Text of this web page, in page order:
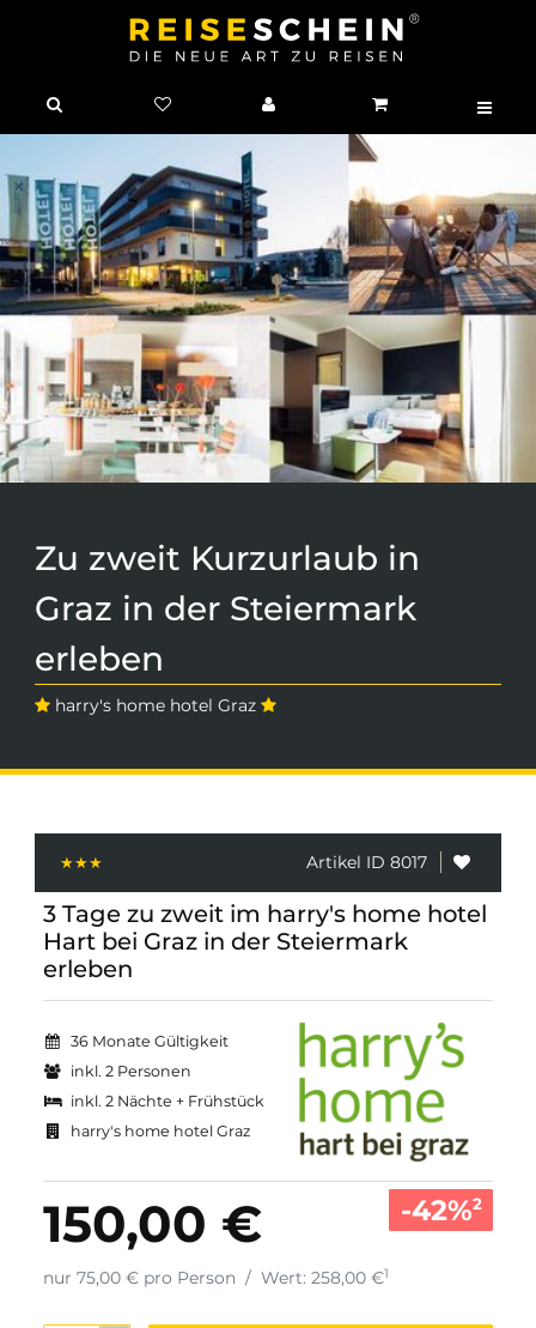
Zu zweit Kurzurlaub in
Graz in der Steiermark
erleben
harry's home hotel Graz
Artikel ID 8017
3 Tage zu zweit im harry's home hotel
Hart bei Graz in der Steiermark
erleben
36 Monate Gültigkeit
inkl. 2 Personen
inkl. 2 Nächte + Frühstück
harry's home hotel Graz
150,00 € -42%2
nur 75,00 € pro Person / Wert: 258,00 €1